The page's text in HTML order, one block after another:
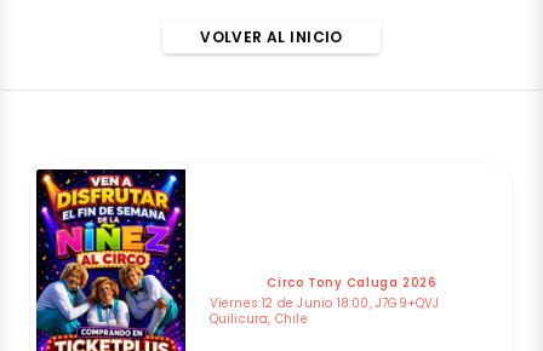
VOLVER AL INICIO
Circo Tony Caluga 2026
Viernes 12 de Junio 18:00, J7G9+QVJ
Quilicura, Chile